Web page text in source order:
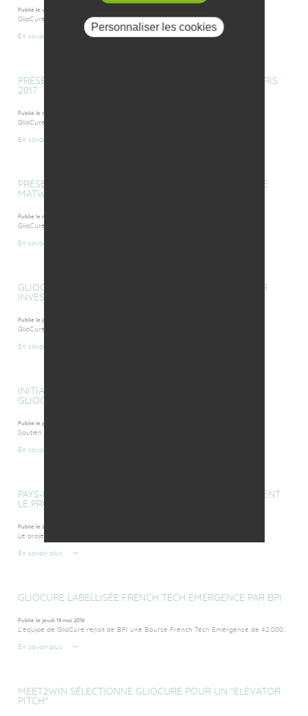
Publié le vendredi 13 octobre 2017
GlioCure a été sélectionnée au côté de neuf autres...
En savoir plus
PRÉSENTATION DE GLIOCURE À VIVA TECHNOLOGY PARIS
2017
Publié le mercredi 14 juin 2017
GlioCure sera présente à VIVA Technology Paris 2017 à l'invitation...
En savoir plus
PRÉSENTATION DE GC01 AU BOARD INTERNATIONAL DE
MATWIN 2017
Publié le mardi 2 mai 2017
GlioCure participera pour la 2ème année consécutive à la convention...
En savoir plus
GLIOCURE SÉLECTIONNÉE AU FRANCE TECH TRANSFER
INVEST (FTTI)
Publié le jeudi 26 janvier 2017
GlioCure fait partie des dix start-up de biotechnologies qui ont été...
En savoir plus
INITIATIVE-ANJOU ACCOMPAGNE LA CRÉATION DE
GLIOCURE
Publié le jeudi 29 septembre 2016
Soutien d'Initiative-Anjou aux fondateurs de GlioCure par l'octroi d'un prêt...
En savoir plus
PAYS-DE-LA-LOIRE TERRITOIRES D'INNOVATION SOUTIENT
LE PROJET GLIOCURE
Publié le samedi 21 mai 2016
Le projet GlioCure reçoit un Chèque Territoires d'Innovation de 7.000 € de...
En savoir plus
GLIOCURE LABELLISÉE FRENCH TECH EMERGENCE PAR BPI
Publié le jeudi 19 mai 2016
L'équipe de GlioCure reçoit de BPI une Bourse French Tech Emergence de 42.000...
En savoir plus
MEET2WIN SÉLECTIONNE GLIOCURE POUR UN "ELEVATOR
PITCH"
Personnaliser les cookies